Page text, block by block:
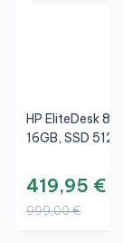
HP EliteDesk
16GB, SSD
419,95 €
999,00 €